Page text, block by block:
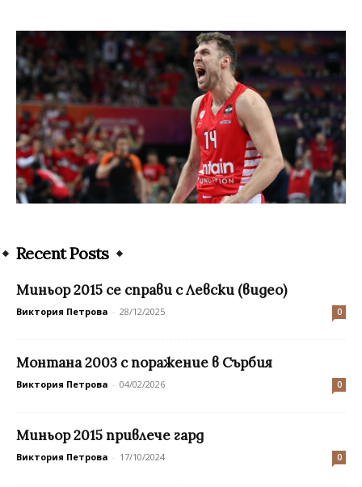
Recent Posts
Миньор 2015 се справи с Левски (видео)
Виктория Петрова - 28/12/2025 0
Mонтана 2003 с поражение в Сърбия
Виктория Петрова - 04/02/2026 0
Миньор 2015 привлече гард
Виктория Петрова - 17/10/2024 0